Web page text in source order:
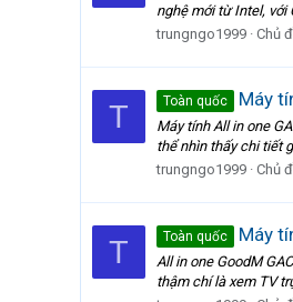
nghệ mới từ Intel, với
trungngo1999 Chủ
T Toàn quốc Máy
Máy tính All in one
thể nhìn thấy chi tiết
trungngo1999 Chủ
T Toàn quốc Máy
All in one GoodM
thậm chí là xem TV